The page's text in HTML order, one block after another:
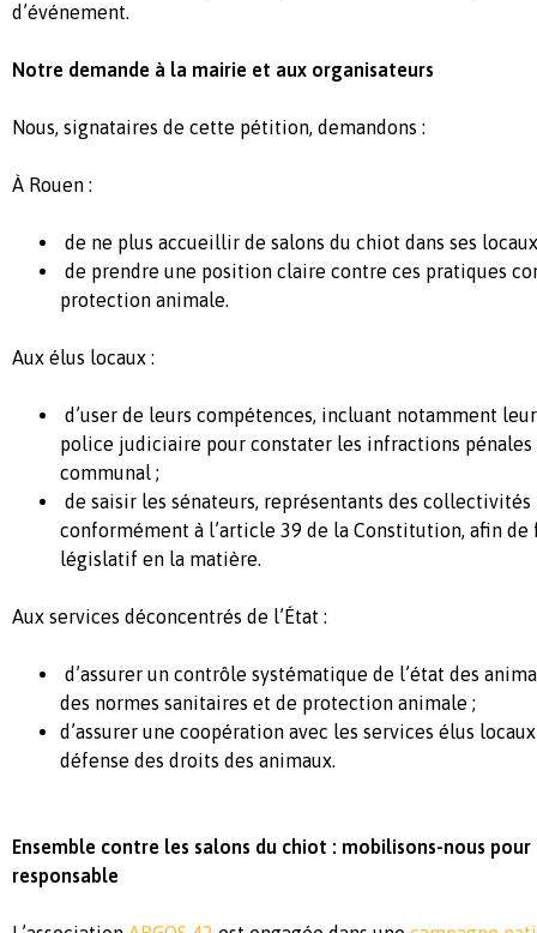
d’événement.
Notre demande à la mairie et aux organisateurs
Nous, signataires de cette pétition, demandons :
À Rouen :
de ne plus accueillir de salons du chiot dans ses locaux
de prendre une position claire contre ces pratiques
protection animale.
Aux élus locaux :
d’user de leurs compétences, incluant notamment leur
police judiciaire pour constater les infractions pénales
communal ;
de saisir les sénateurs, représentants des collectivités
conformément à l’article 39 de la Constitution, afin de
législatif en la matière.
Aux services déconcentrés de l’État :
d’assurer un contrôle systématique de l’état des
des normes sanitaires et de protection animale ;
d’assurer une coopération avec les services élus locaux
défense des droits des animaux.
Ensemble contre les salons du chiot : mobilisons-nous pour
responsable